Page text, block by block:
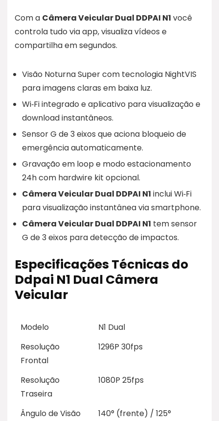
Com a Câmera Veicular Dual DDPAI N1 você
controla tudo via app, visualiza vídeos e
compartilha em segundos.
Visão Noturna Super com tecnologia NightVIS
para imagens claras em baixa luz.
Wi‑Fi integrado e aplicativo para visualização e
download instantâneos.
Sensor G de 3 eixos que aciona bloqueio de
emergência automaticamente.
Gravação em loop e modo estacionamento
24h com hardwire kit opcional.
Câmera Veicular Dual DDPAI N1 inclui Wi‑Fi
para visualização instantânea via smartphone.
Câmera Veicular Dual DDPAI N1 tem sensor
G de 3 eixos para detecção de impactos.
Especificações Técnicas do
Ddpai N1 Dual Câmera
Veicular
Modelo
N1 Dual
Resolução
Frontal
1296P 30fps
Resolução
Traseira
1080P 25fps
Ângulo de Visão
140° (frente) / 125°